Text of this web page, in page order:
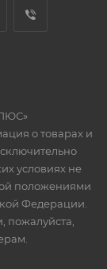
о товарах и
условиях не
положениями
Федерации.